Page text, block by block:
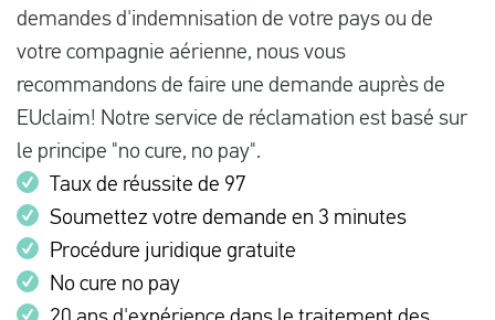
demandes d'indemnisation de votre pays ou de
votre compagnie aérienne, nous vous
recommandons de faire une demande auprès de
EUclaim! Notre service de réclamation est basé sur
le principe "no cure, no pay".
Taux de réussite de 97
Soumettez votre demande en 3 minutes
Procédure juridique gratuite
No cure no pay